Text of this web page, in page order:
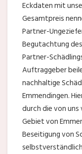
Eckdaten mit
Gesamtpreis
Partner-
Begutachtung
Partner-
Auftraggeber
nachhaltige
Emmendingen.
durch die von
Gebiet von
Beseitigung von